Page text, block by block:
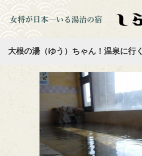
大根の湯（ゆう）ちゃん！温泉に行